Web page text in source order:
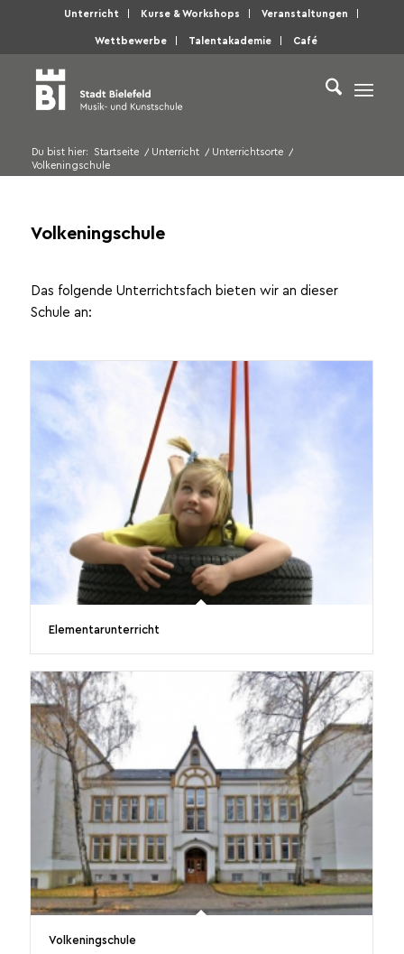
Unterricht Kurse & Workshops Veranstaltungen
Wettbewerbe Talentakademie Café
Du bist hier: Startseite / Unterricht / Unterrichtsorte /
Volkeningschule
Volkeningschule
Das folgende Unterrichtsfach bieten wir an dieser
Schule an:
Elementarunterricht
Volkeningschule